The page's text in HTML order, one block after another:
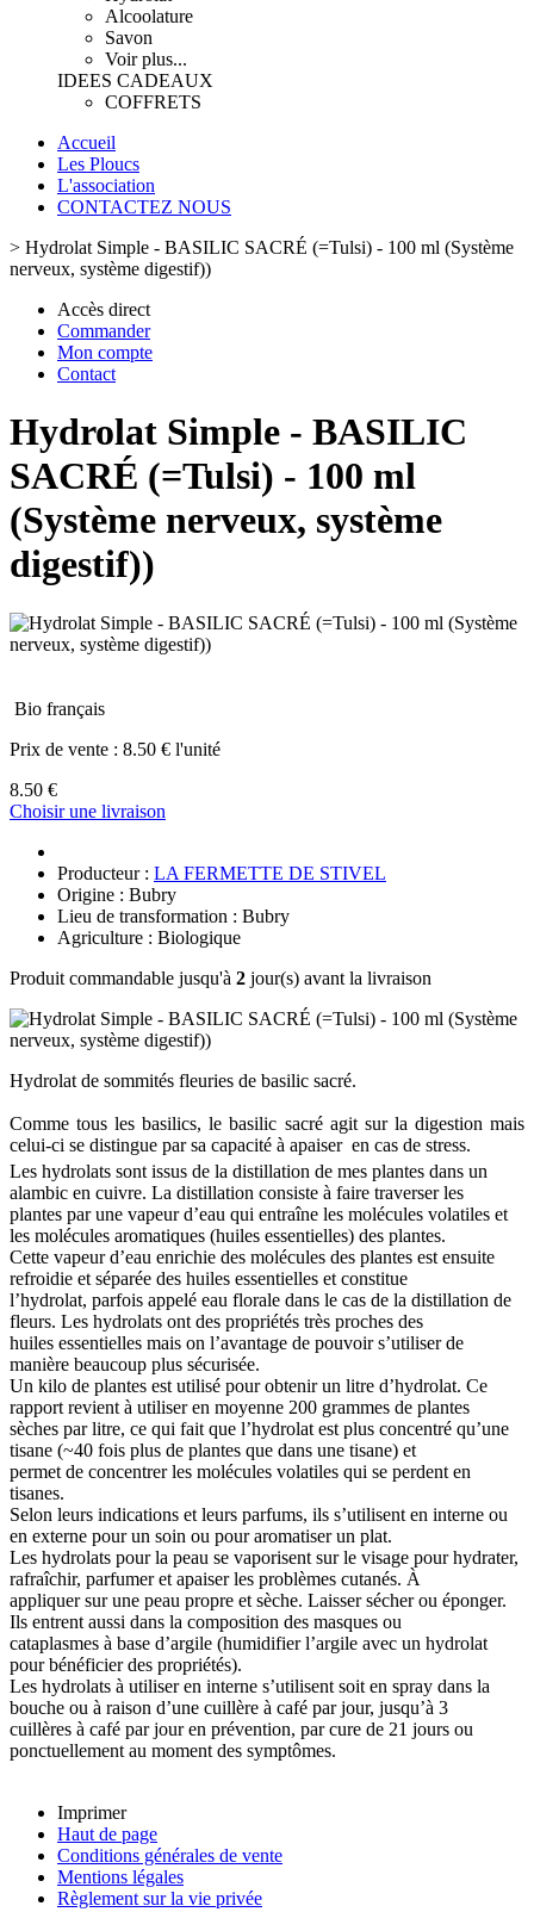
Alcoolature
Savon
Voir plus...
IDEES CADEAUX
COFFRETS
Accueil
Les Ploucs
L'association
CONTACTEZ NOUS
> Hydrolat Simple - BASILIC SACRÉ (=Tulsi) - 100 ml (Système
nerveux, système digestif))
Accès direct
Commander
Mon compte
Contact
Hydrolat Simple - BASILIC
SACRÉ (=Tulsi) - 100 ml
(Système nerveux, système
digestif))
Bio français
Prix de vente : 8.50 € l'unité
8.50 €
Choisir une livraison
Producteur : LA FERMETTE DE STIVEL
Origine : Bubry
Lieu de transformation : Bubry
Agriculture : Biologique
Produit commandable jusqu'à 2 jour(s) avant la livraison
Hydrolat de sommités fleuries de basilic sacré.
Comme tous les basilics, le basilic sacré agit sur la digestion mais
celui-ci se distingue par sa capacité à apaiser en cas de stress.
Les hydrolats sont issus de la distillation de mes plantes dans un
alambic en cuivre. La distillation consiste à faire traverser les
plantes par une vapeur d’eau qui entraîne les molécules volatiles et
les molécules aromatiques (huiles essentielles) des plantes.
Cette vapeur d’eau enrichie des molécules des plantes est ensuite
refroidie et séparée des huiles essentielles et constitue
l’hydrolat, parfois appelé eau florale dans le cas de la distillation de
fleurs. Les hydrolats ont des propriétés très proches des
huiles essentielles mais on l’avantage de pouvoir s’utiliser de
manière beaucoup plus sécurisée.
Un kilo de plantes est utilisé pour obtenir un litre d’hydrolat. Ce
rapport revient à utiliser en moyenne 200 grammes de plantes
sèches par litre, ce qui fait que l’hydrolat est plus concentré qu’une
tisane (~40 fois plus de plantes que dans une tisane) et
permet de concentrer les molécules volatiles qui se perdent en
tisanes.
Selon leurs indications et leurs parfums, ils s’utilisent en interne ou
en externe pour un soin ou pour aromatiser un plat.
Les hydrolats pour la peau se vaporisent sur le visage pour hydrater,
rafraîchir, parfumer et apaiser les problèmes cutanés. À
appliquer sur une peau propre et sèche. Laisser sécher ou éponger.
Ils entrent aussi dans la composition des masques ou
cataplasmes à base d’argile (humidifier l’argile avec un hydrolat
pour bénéficier des propriétés).
Les hydrolats à utiliser en interne s’utilisent soit en spray dans la
bouche ou à raison d’une cuillère à café par jour, jusqu’à 3
cuillères à café par jour en prévention, par cure de 21 jours ou
ponctuellement au moment des symptômes.
Imprimer
Haut de page
Conditions générales de vente
Mentions légales
Règlement sur la vie privée